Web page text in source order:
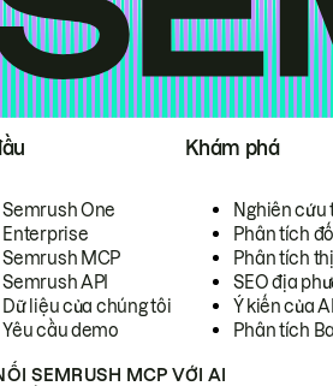
Semrush One
Enterprise
Semrush MCP
Semrush API
Dữ liệu của chúng tôi
Yêu cầu demo
Khám phá
Nghiên cứu
Phân tích
Phân tích
SEO địa
Ý kiến của
Phân tích
SEMRUSH MCP VỚI AI